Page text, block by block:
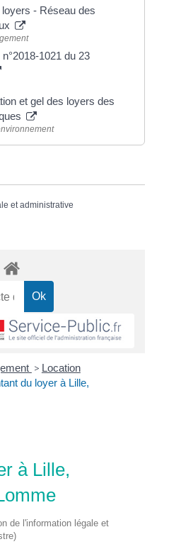
- Réseau des
1021 du 23
et gel des loyers des
et administrative
> Location
du loyer à Lille,
à Lille,
de l'information légale et